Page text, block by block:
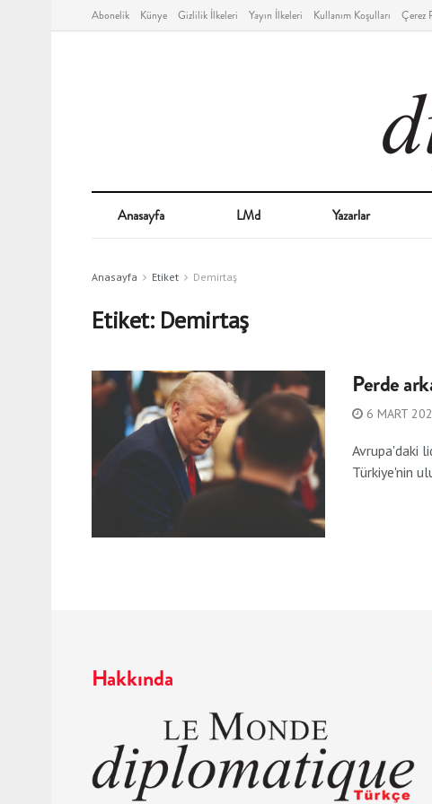
Abonelik Künye Gizlilik İlkeleri Yayın İlkeleri Kullanım Koşulları Çerez
Anasayfa LMd Yazarlar
Anasayfa Etiket Demirtaş
Etiket: Demirtaş
Perde
6 MART
Avrupa'daki
Türkiye'nin
Hakkında